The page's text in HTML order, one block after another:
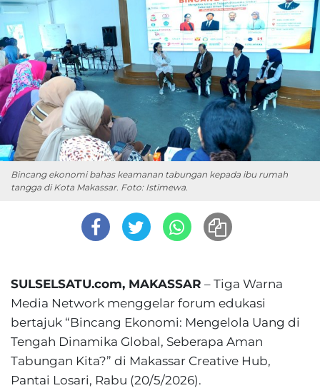
Bincang ekonomi bahas keamanan tabungan kepada ibu rumah
tangga di Kota Makassar. Foto: Istimewa.
SULSELSATU.com, MAKASSAR – Tiga Warna
Media Network menggelar forum edukasi
bertajuk “Bincang Ekonomi: Mengelola Uang di
Tengah Dinamika Global, Seberapa Aman
Tabungan Kita?” di Makassar Creative Hub,
Pantai Losari, Rabu (20/5/2026).